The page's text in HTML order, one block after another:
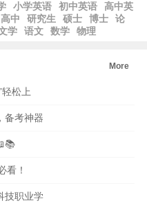
小学英语 初中英语
高中英
高中 研究生 硕士 博士
论
学 语文 数学 物理
More
松上
备考神器
看！
技职业学